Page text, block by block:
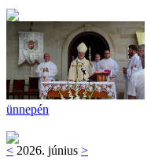
ünnepén
< 2026. június >